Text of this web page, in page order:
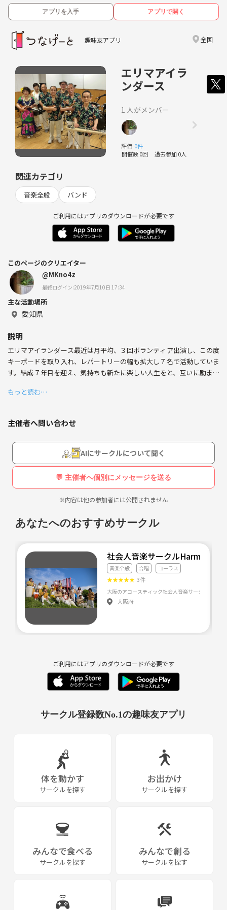
アプリを入手 アプリで開く
趣味友アプリ 全国
エリマアイラ
ンダース
1 人がメンバー
評価 0件
開催数 0回 過去参加 0人
関連カテゴリ
音楽全般 バンド
ご利用にはアプリのダウンロードが必要です
このページのクリエイター
@MKno4z
最終ログイン:2019年7月10日 17:34
主な活動場所
愛知県
説明
エリマアイランダース最近は月平均、３回ボランティア出演し、この度
キーボードを取り入れ、レパートリーの幅も拡大し７名で活動していま
す。結成７年目を迎え、気持ちも新たに楽しい人生をと、互いに励まし
もっと読む…
主催者へ問い合わせ
AIにサークルについて聞く
💬 主催者へ個別にメッセージを送る
※内容は他の参加者には公開されません
あなたへのおすすめサークル
社会人音楽サークルHarmonity
音楽全般 合唱 コーラス
★★★★★ 3件
大阪府
ご利用にはアプリのダウンロードが必要です
サークル登録数No.1の趣味友アプリ
体を動かす
サークルを探す
お出かけ
サークルを探す
みんなで食べる
サークルを探す
みんなで創る
サークルを探す